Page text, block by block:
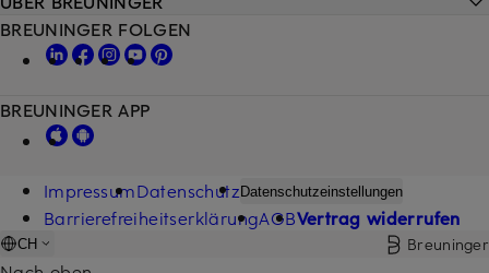
BREUNINGER FOLGEN
BREUNINGER APP
ImpressumDatenschutzDatenschutzeinstellungen
BarrierefreiheitserklärungAGBVertrag widerrufen
CH Breuninger